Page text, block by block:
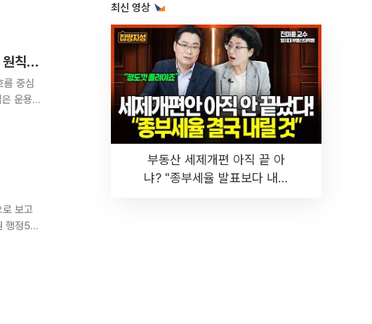
"무리한 외형 확장보다 안정"…파라투스 30대 운용역이 말하는 투자 원칙 [PE의 젊은 피]
름 중심
로 보고
최신 영상
부동산 세제개편 아직 끝 아
냐? "종부세율 발표보다 내릴